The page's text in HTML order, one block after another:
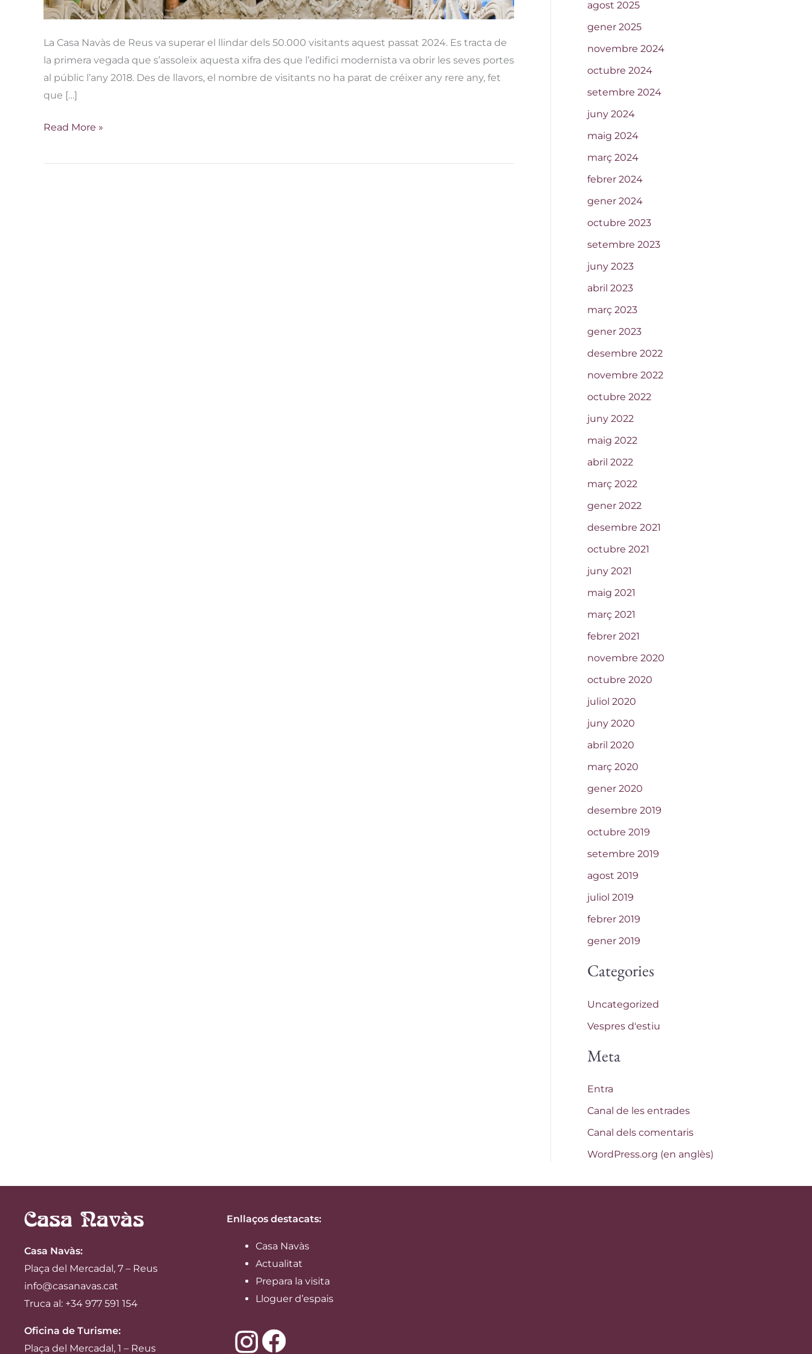
La Casa Navàs de Reus va superar el llindar dels 50.000 visitants aquest passat 2024. Es tracta de
la primera vegada que s’assoleix aquesta xifra des que l’edifici modernista va obrir les seves portes
al públic l’any 2018. Des de llavors, el nombre de visitants no ha parat de créixer any rere any, fet
que […]
Read More »
agost 2025
gener 2025
novembre 2024
octubre 2024
setembre 2024
juny 2024
maig 2024
març 2024
febrer 2024
gener 2024
octubre 2023
setembre 2023
juny 2023
abril 2023
març 2023
gener 2023
desembre 2022
novembre 2022
octubre 2022
juny 2022
maig 2022
abril 2022
març 2022
gener 2022
desembre 2021
octubre 2021
juny 2021
maig 2021
març 2021
febrer 2021
novembre 2020
octubre 2020
juliol 2020
juny 2020
abril 2020
març 2020
gener 2020
desembre 2019
octubre 2019
setembre 2019
agost 2019
juliol 2019
febrer 2019
gener 2019
Categories
Uncategorized
Vespres d'estiu
Meta
Entra
Canal de les entrades
Canal dels comentaris
WordPress.org (en anglès)
Casa Navàs:
Plaça del Mercadal, 7 – Reus
info@casanavas.cat
Truca al: +34 977 591 154
Oficina de Turisme:
Plaça del Mercadal, 1 – Reus
Enllaços destacats:
Casa Navàs
Actualitat
Prepara la visita
Lloguer d’espais